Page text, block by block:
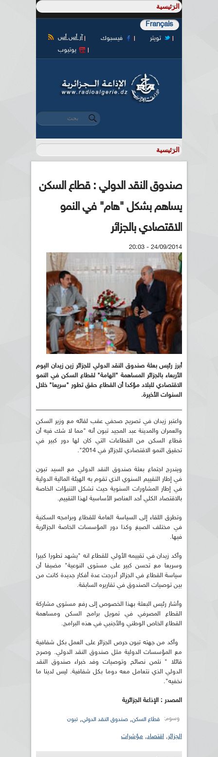
Français
آر أس أس فيسبوك
تويتر
يوتيوب
استمارة البحث
‏بحث ‏
صندوق النقد الدولي : قطاع السكن
يساهم بشكل "هام" في النمو
الاقتصادي بالجزائر
24/09/2014 - 20:03
أبرز رئيس بعثة صندوق النقد الدولي للجزائر زين زيدان اليوم
الأربعاء بالجزائر المساهمة "الهامة" لقطاع السكن في النمو
الاقتصادي للبلاد مؤكدا أن القطاع حقق تطور "سريعا" خلال
السنوات الأخيرة.
واعتبر زيدان في تصريح صحفي عقب لقائه مع وزير السكن
والعمران والمدينة عبد المجيد تبون أنه "مما لا شك فيه أن
قطاع السكن من القطاعات التي كان لها دور كبير في
تحقيق النمو الاقتصادي للجزائر في 2014".
ويندرج اجتماع بعثة صندوق النقد الدولي مع السيد تبون
في إطار التقييم السنوي الذي تقوم به الهيئة المالية الدولية
في إطار المشاورات السنوية حيث تشكل التنبؤات الخاصة
بالاقتصاد الكلي أحد العناصر الأساسية لهذا التقييم.
وتطرق اللقاء إلى السياسة العامة للقطاع وبرامجه السكنية
في مختلف الصيغ وكذا دور المؤسسات الخاصة الجزائرية
فيها.
وأكد زيدان في تقييمه الأولي للقطاع انه "يشهد تطورا كبيرا
وسريعا مع تحسن كبير على مستوى النوعية" مضيفا أن
سياسة القطاع في الجزائر أدرجت عدة أفكار جديدة كانت من
بين توصيات الصندوق في تقاريره السابقة.
وأشار رئيس البعثة بهذا الخصوص إلى رفع مستوى مشاركة
القطاع المصرفي في تمويل برامج السكن ومساهمة
القطاع الخاص الوطني والأجنبي في هذه البرامج.
وأكد من جهته تبون حرص الجزائر على العمل بكل شفافية
مع المؤسسات الدولية مثل صندوق النقد الدولي. وصرح
قائلا " نثمن نصائح وتوصيات وفد خبراء صندوق النقد
الدولي الذي نتعامل معه دوما بكل شفافية. ليس لدينا ما
نخفيه".
المصدر : الإذاعة الجزائرية
وسوم: قطاع السكن, صندوق النقد الدولي, تبون
الجزائر, اقتصاد, مؤشرات